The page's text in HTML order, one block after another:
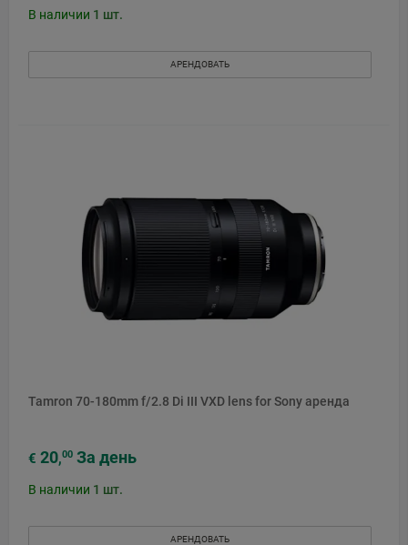
В наличии 1 шт.
АРЕНДОВАТЬ
Tamron 70-180mm f/2.8 Di III VXD lens for Sony аренда
€ 20,00 За день
В наличии 1 шт.
АРЕНДОВАТЬ